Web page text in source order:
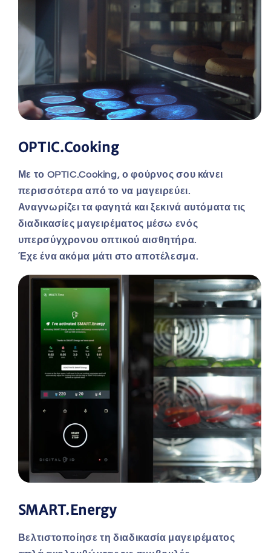
OPTIC.Cooking
Με το OPTIC.Cooking, ο φούρνος σου κάνει
περισσότερα από το να μαγειρεύει.
Αναγνωρίζει τα φαγητά και ξεκινά αυτόματα τις
διαδικασίες μαγειρέματος μέσω ενός
υπερσύγχρονου οπτικού αισθητήρα.
Έχε ένα ακόμα μάτι στο αποτέλεσμα.
SMART.Energy
Βελτιστοποίησε τη διαδικασία μαγειρέματος